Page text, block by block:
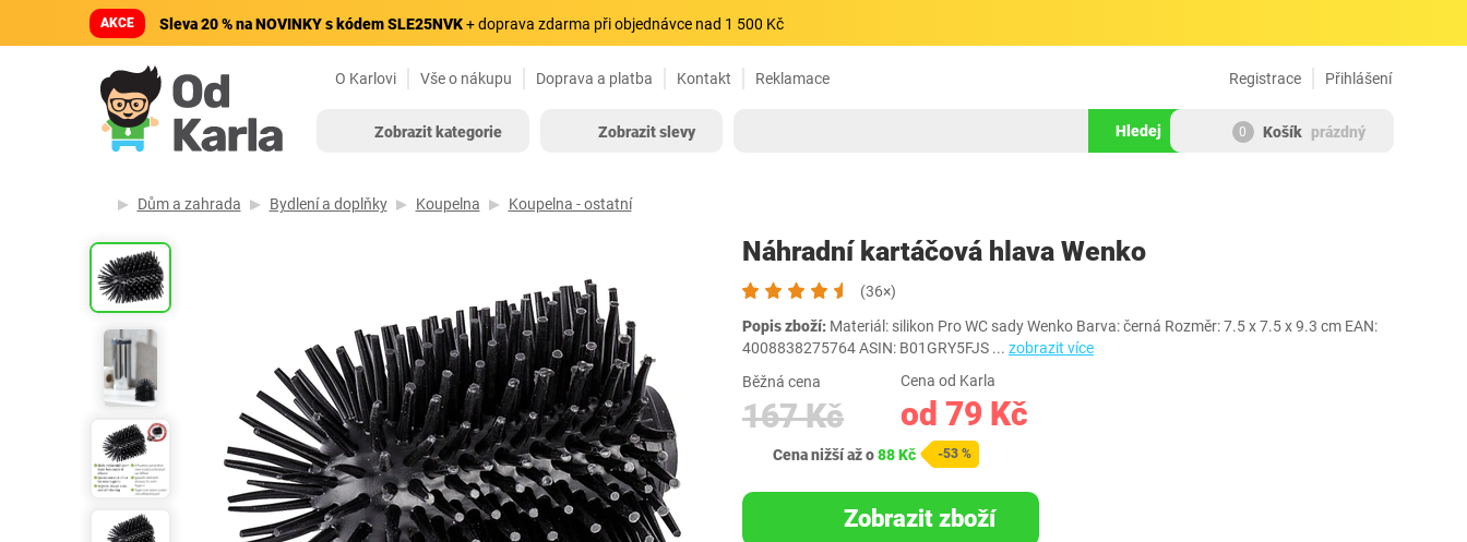
AKCE Sleva 20 % na NOVINKY s kódem SLE25NVK+ doprava zdarma při objednávce nad 1 500 Kč
O Karlovi Vše o nákupu Doprava a platba Kontakt Reklamace Přihlášení
Registrace
Zobrazit kategorie Zobrazit slevy Hledej 0 Košík prázdný
Dům a zahrada Bydlení a doplňky Koupelna Koupelna - ostatní
Náhradní kartáčová hlava Wenko
(36×)
Popis zboží: Materiál: silikon Pro WC sady Wenko Barva: černá Rozměr: 7.5 x 7.5 x 9.3 cm EAN:
4008838275764 ASIN: B01GRY5FJS ... zobrazit více
Běžná cena
167 Kč
Cena od Karla
od 79 Kč
Cena nižší až o88 Kč -53 %
Zobrazit zboží